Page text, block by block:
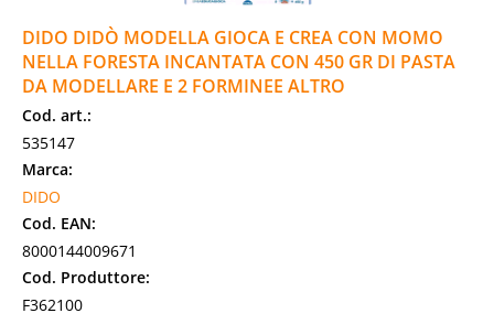
DIDO DIDÒ MODELLA GIOCA E CREA CON MOMO
NELLA FORESTA INCANTATA CON 450 GR DI PASTA
DA MODELLARE E 2 FORMINEE ALTRO
Cod. art.:
535147
Marca:
DIDO
Cod. EAN:
8000144009671
Cod. Produttore:
F362100